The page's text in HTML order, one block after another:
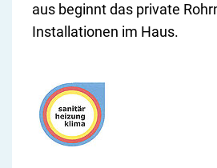
aus beginnt das private
Installationen im Haus.